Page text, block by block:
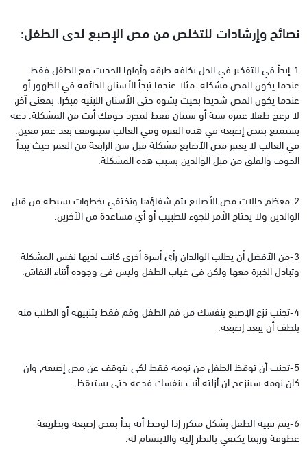
نصائح وإرشادات للتخلص من مص الإصبع لدى الطفل:
1-إبدأ في التفكير في الحل بكافة طرقه وأولها الحديث مع الطفل فقط
عندما يكون المص مشكلة. مثلا عندما تبدأ الأسنان الدائمة في الظهور أو
عندما يكون المص شديدا بحيث يشوه حتى الأسنان اللبنية مبكرا. بمعنى آخر,
لا تزعج طفلا عمره سنة أو سنتان فقط لمجرد خوفك أنت من المشكلة. دعه
يستمتع بمص إصبعه في هذه الفترة وفي الغالب سيتوقف بعد عمر معين.
في الغالب لا يعتبر مص الأصابع مشكلة قبل سن الرابعة من العمر حيث يبدأ
الخوف والقلق من قبل الوالدين بسبب هذه المشكلة.
2-معظم حالات مص الأصابع يتم شفاؤها وتختفي بخطوات بسيطة من قبل
الوالدين ولا يحتاج الأمر للجوء للطبيب أو أي مساعدة من الآخرين.
3-من الأفضل أن يطلب الوالدان رأي أسرة أخرى كانت لديها نفس المشكلة
وتبادل الخبرة معها ولكن في غياب الطفل وليس في وجوده أثناء النقاش.
4-تجنب نزع الإصبع بنفسك من فم الطفل وقم فقط بتنبيهه أو الطلب منه
بلطف أن يبعد إصبعه.
5-تجنب أن توقظ الطفل من نومه فقط لكي يتوقف عن مص إصبعه, وان
كان نومه سينزعج ان أزلته أنت بنفسك فدعه حتى يستيقظ.
6-يتم تنبيه الطفل بشكل متكرر إذا لوحظ أنه بدأ بمص إصبعه وبطريقة
عطوفة وربما يكتفي بالنظر إليه والابتسام له.